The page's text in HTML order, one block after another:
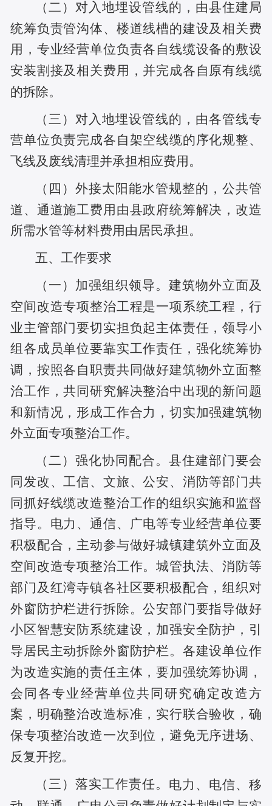
（二）对入地埋设管线的，由县住建局
统筹负责管沟体、楼道线槽的建设及相关费
用，专业经营单位负责各自线缆设备的敷设
安装割接及相关费用，并完成各自原有线缆
的拆除。
（三）对入地埋设管线的，由各管线专
营单位负责完成各自架空线缆的序化规整、
飞线及废线清理并承担相应费用。
（四）外接太阳能水管规整的，公共管
道、通道施工费用由县政府统筹解决，改造
所需水管等材料费用由居民承担。
五、工作要求
（一）加强组织领导。建筑物外立面及
空间改造专项整治工程是一项系统工程，行
业主管部门要切实担负起主体责任，领导小
组各成员单位要靠实工作责任，强化统筹协
调，按照各自职责共同做好建筑物外立面整
治工作，共同研究解决整治中出现的新问题
和新情况，形成工作合力，切实加强建筑物
外立面专项整治工作。
（二）强化协同配合。县住建部门要会
同发改、工信、文旅、公安、消防等部门共
同抓好线缆改造整治工作的组织实施和监督
指导。电力、通信、广电等专业经营单位要
积极配合，主动参与做好城镇建筑外立面及
空间改造专项整治工作。城管执法、消防等
部门及红湾寺镇各社区要积极配合，组织对
外窗防护栏进行拆除。公安部门要指导做好
小区智慧安防系统建设，加强安全防护，引
导居民主动拆除外窗防护栏。各建设单位作
为改造实施的责任主体，要加强统筹协调，
会同各专业经营单位共同研究确定改造方
案，明确整治改造标准，实行联合验收，确
保专项整治改造一次到位，避免无序进场、
反复开挖。
（三）落实工作责任。 电力、电信、移